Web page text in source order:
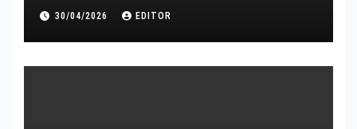
30/04/2026 EDITOR